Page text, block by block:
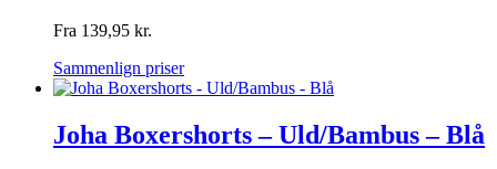
Fra 139,95 kr.
Sammenlign priser
Joha Boxershorts – Uld/Bambus – Blå